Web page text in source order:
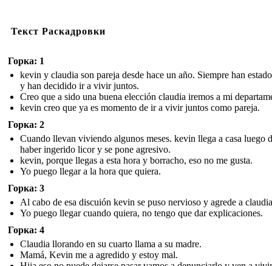
Текст Раскадровки
Горка: 1
kevin y claudia son pareja desde hace un año. Siempre han
y han decidido ir a vivir juntos.
Creo que a sido una buena elección claudia iremos a mi
kevin creo que ya es momento de ir a vivir juntos como pareja.
Горка: 2
Cuando llevan viviendo algunos meses. kevin llega a casa luego
haber ingerido licor y se pone agresivo.
kevin, porque llegas a esta hora y borracho, eso no me gusta.
Yo puego llegar a la hora que quiera.
Горка: 3
Al cabo de esa discuión kevin se puso nervioso y agrede a
Yo puego llegar cuando quiera, no tengo que dar explicaciones.
Горка: 4
Claudia llorando en su cuarto llama a su madre.
Mamá, Kevin me a agredido y estoy mal.